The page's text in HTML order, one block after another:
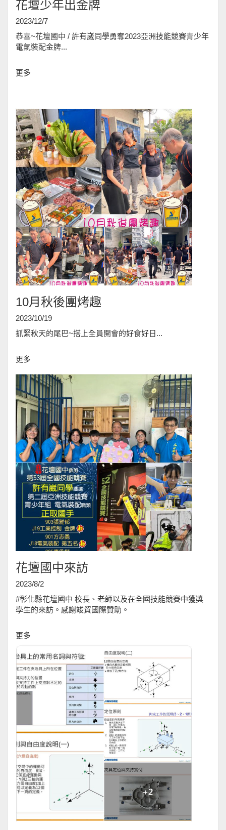
花壇少年出金牌
2023/12/7
恭喜~花壇國中 / 許有崴同學勇奪2023亞洲技能競賽青少年
電氣裝配金牌...
更多
10月秋後團烤趣
2023/10/19
抓緊秋天的尾巴~搭上全員開會的好食好日...
更多
花壇國中來訪
2023/8/2
#彰化縣花壇國中 校長、老師以及在全國技能競賽中獲獎
學生的來訪。感謝竣貿國際贊助。
更多